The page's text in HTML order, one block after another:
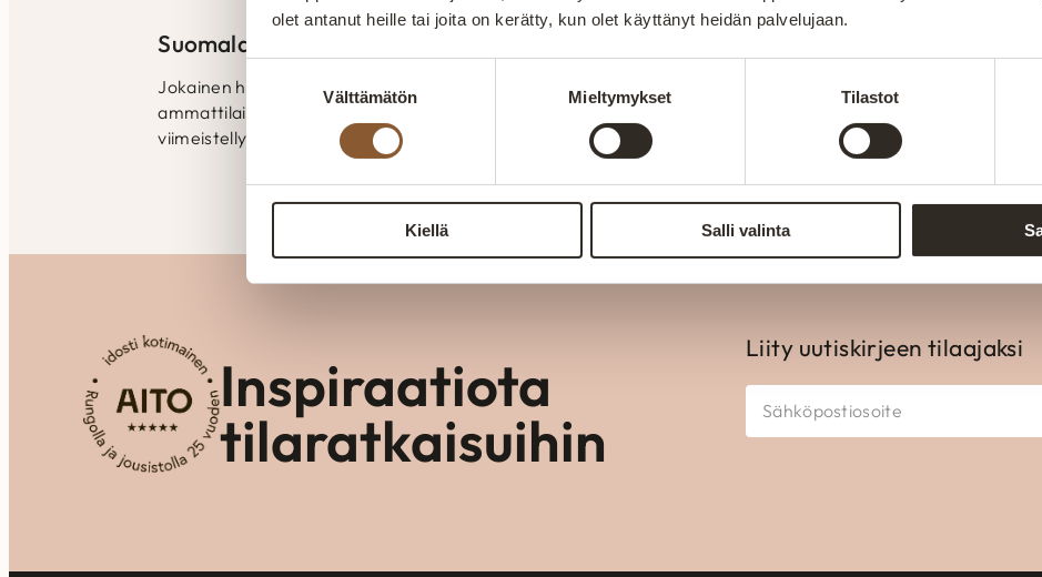
olet antanut heille tai joita on kerätty, kun olet käyttänyt heidän palvelujaan.
Välttämätön Mieltymykset Tilastot
Kiellä Salli valinta
Suomalaista laatutyötä
Jokainen huonekalu valmistetaan huolellisesti kokeneiden
ammattilaisten käsissä. Laatu näkyy rakenteissa, materiaaleissa ja
viimeistellyissä yksityiskohdissa.
Aitokalusteen huonekalut
loppuun. Oma tuotanto
räätälöinnin asiakkaiden tarpeisiin.
Inspiraatiota
tilaratkaisuihin
Liity uutiskirjeen tilaajaksi